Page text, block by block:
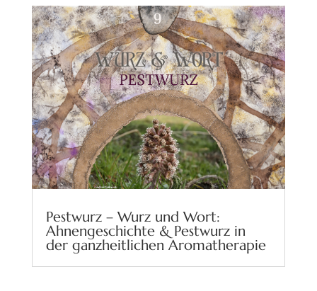
Pestwurz – Wurz und Wort:
Ahnengeschichte & Pestwurz in
der ganzheitlichen Aromatherapie